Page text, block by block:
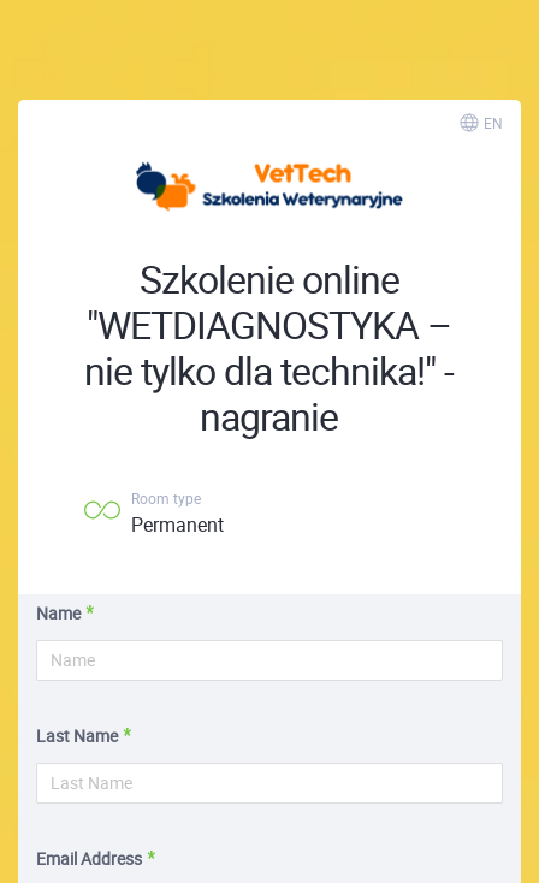
EN
Szkolenie online
"WETDIAGNOSTYKA –
nie tylko dla technika!" -
nagranie
Room type
Permanent
Name
Last Name
Email Address